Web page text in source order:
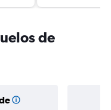
de